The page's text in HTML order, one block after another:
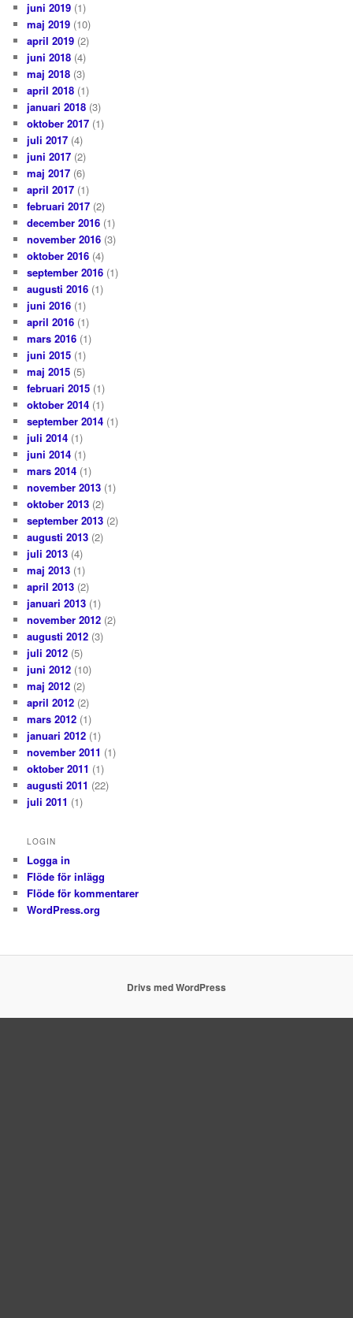
juni 2019 (1)
maj 2019 (10)
april 2019 (2)
juni 2018 (4)
maj 2018 (3)
april 2018 (1)
januari 2018 (3)
oktober 2017 (1)
juli 2017 (4)
juni 2017 (2)
maj 2017 (6)
april 2017 (1)
februari 2017 (2)
december 2016 (1)
november 2016 (3)
oktober 2016 (4)
september 2016 (1)
augusti 2016 (1)
juni 2016 (1)
april 2016 (1)
mars 2016 (1)
juni 2015 (1)
maj 2015 (5)
februari 2015 (1)
oktober 2014 (1)
september 2014 (1)
juli 2014 (1)
juni 2014 (1)
mars 2014 (1)
november 2013 (1)
oktober 2013 (2)
september 2013 (2)
augusti 2013 (2)
juli 2013 (4)
maj 2013 (1)
april 2013 (2)
januari 2013 (1)
november 2012 (2)
augusti 2012 (3)
juli 2012 (5)
juni 2012 (10)
maj 2012 (2)
april 2012 (2)
mars 2012 (1)
januari 2012 (1)
november 2011 (1)
oktober 2011 (1)
augusti 2011 (22)
juli 2011 (1)
LOGIN
Logga in
Flöde för inlägg
Flöde för kommentarer
WordPress.org
Drivs med WordPress